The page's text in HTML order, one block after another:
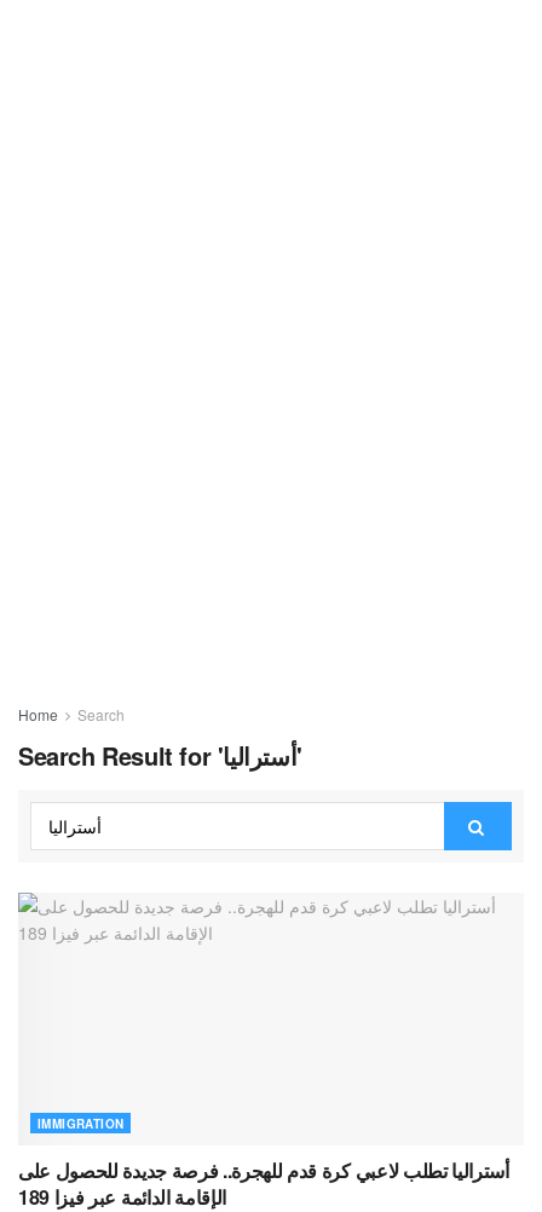
Home Search
Search Result for 'أستراليا'
IMMIGRATION
أستراليا تطلب لاعبي كرة قدم للهجرة.. فرصة جديدة للحصول على
الإقامة الدائمة عبر فيزا 189